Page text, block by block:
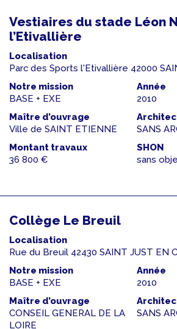
Vestiaires du stade Léon
l’Etivallière
Localisation
Parc des Sports l'Etivallière 42000
Notre mission
BASE + EXE
Année
2010
Maître d’ouvrage
Ville de SAINT ETIENNE
SANS
Montant travaux
36 800 €
SHON
sans
Collège Le Breuil
Localisation
Rue du Breuil 42430 SAINT JUST EN
Notre mission
BASE + EXE
Année
2010
Maître d’ouvrage
CONSEIL GENERAL DE LA
LOIRE
SANS